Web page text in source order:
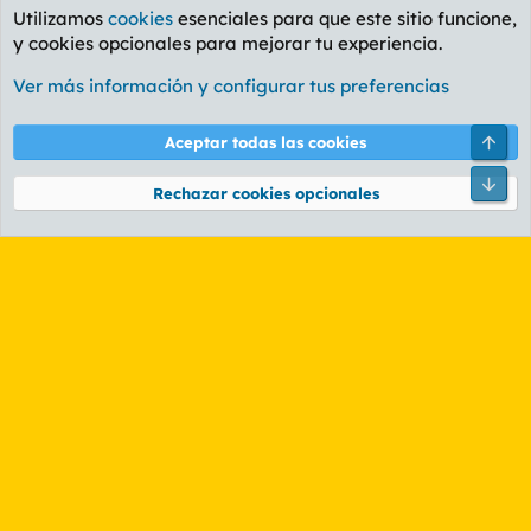
Foro General
Cookies
PL OLDSTYLE AMARILLO
Términos y reglas Política de privacidad Ayuda
Community platform by XenForo® © 2010-2026 XenForo Ltd.
Utilizamos cookies esenciales para que este sitio funcione,
y cookies opcionales para mejorar tu experiencia.
Ver más información y configurar tus preferencias
Aceptar todas las cookies
Rechazar cookies opcionales
Pie